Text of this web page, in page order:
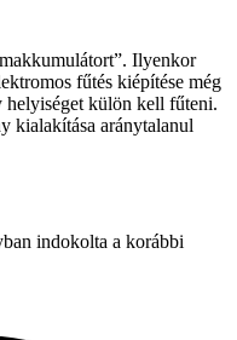
Ilyenkor
fűtés kiépítése még
helyiséget külön kell fűteni.
kialakítása aránytalanul
indokolta a korábbi